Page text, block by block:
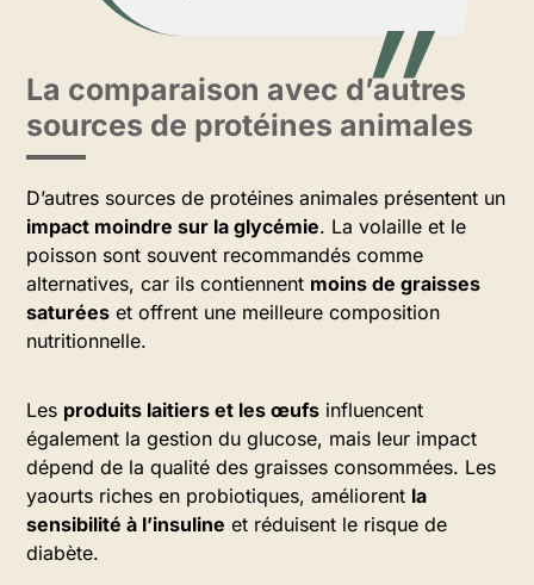
La comparaison avec d’autres
sources de protéines animales
D’autres sources de protéines animales présentent un
impact moindre sur la glycémie. La volaille et le
poisson sont souvent recommandés comme
alternatives, car ils contiennent moins de graisses
saturées et offrent une meilleure composition
nutritionnelle.
Les produits laitiers et les œufs influencent
également la gestion du glucose, mais leur impact
dépend de la qualité des graisses consommées. Les
yaourts riches en probiotiques, améliorent la
sensibilité à l’insuline et réduisent le risque de
diabète.